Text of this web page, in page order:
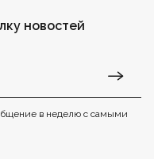
новостей
в неделю с самыми